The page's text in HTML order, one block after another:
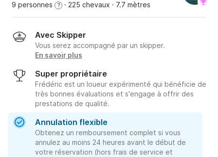
9 personnes ? · 225 chevaux · 7.7 mètres
Avec Skipper
Vous serez accompagné par un skipper.
En savoir plus
Super propriétaire
Frédéric est un loueur expérimenté qui bénéficie de
très bonnes évaluations et s'engage à offrir des
prestations de qualité.
Annulation flexible
Obtenez un remboursement complet si vous
annulez au moins 24 heures avant le début de
votre réservation (hors frais de service et